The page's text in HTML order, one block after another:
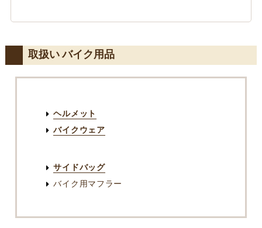
取扱い バイク用品
ヘルメット
バイクウェア
サイドバッグ
バイク用マフラー